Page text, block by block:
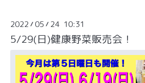
2022 /05 / 24 10:31
5/29(日)健康野菜販売会！